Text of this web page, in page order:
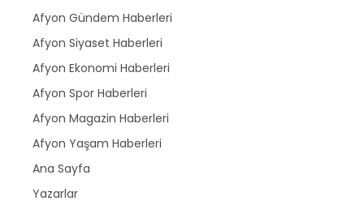
Afyon Gündem Haberleri
Afyon Siyaset Haberleri
Afyon Ekonomi Haberleri
Afyon Spor Haberleri
Afyon Magazin Haberleri
Afyon Yaşam Haberleri
Ana Sayfa
Yazarlar